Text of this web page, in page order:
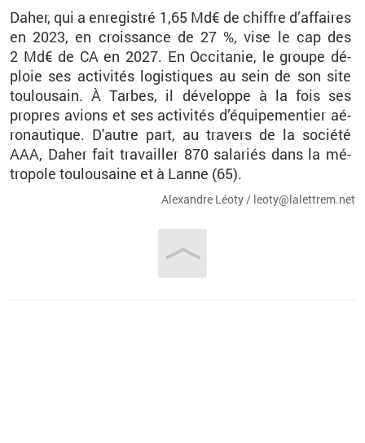
Daher, qui a en­re­gis­tré 1,65 Md€ de chiffre d’af­faires
en 2023, en crois­sance de 27 %, vise le cap des
2 Md€ de CA en 2027. En Oc­ci­ta­nie, le groupe dé­
ploie ses ac­ti­vi­tés lo­gis­tiques au sein de son site
tou­lou­sain. À Tarbes, il dé­ve­loppe à la fois ses
propres avions et ses ac­ti­vi­tés d’équi­pe­men­tier aé­
ro­nau­tique. D'autre part, au tra­vers de la so­ciété
AAA, Daher fait tra­vailler 870 sa­la­riés dans la mé­
tro­pole tou­lou­saine et à Lanne (65).
Alexandre Léoty / leo­ty@​la­let­trem.​net